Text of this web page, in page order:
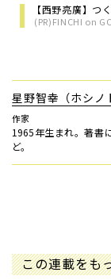
【西野亮廣】つ
(PR)FINCHI on
星野智幸（ホシノ
作家
1965年生まれ。著書
ど。
この連載をも